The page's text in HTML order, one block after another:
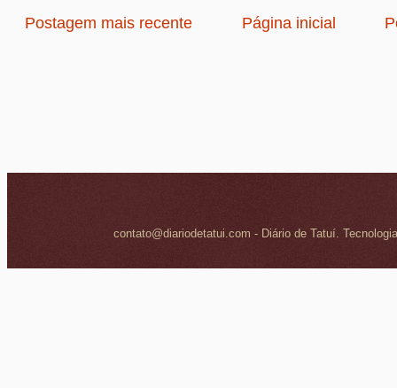
Postagem mais recente Página inicial
contato@diariodetatui.com - Diário de Tatuí.